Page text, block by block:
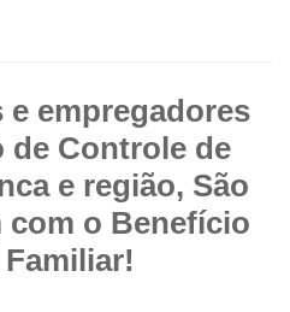
e empregadores
de Controle de
e região, São
com o Benefício